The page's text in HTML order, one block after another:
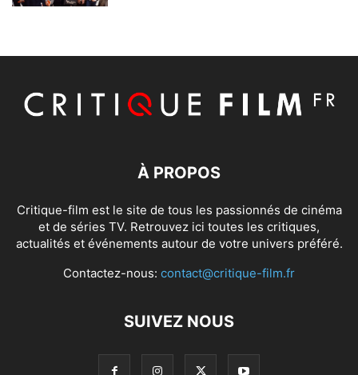
À PROPOS
Critique-film est le site de tous les passionnés de cinéma
et de séries TV. Retrouvez ici toutes les critiques,
actualités et événements autour de votre univers préféré.
Contactez-nous: contact@critique-film.fr
SUIVEZ NOUS